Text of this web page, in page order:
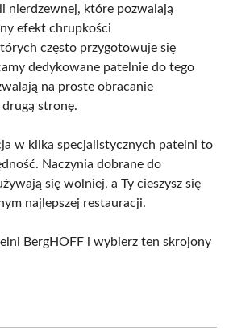
nierdzewnej, które pozwalają
efekt chrupkości
często przygotowuje się
dedykowane patelnie do tego
na proste obracanie
stronę.
w kilka specjalistycznych patelni to
Naczynia dobrane do
się wolniej, a Ty cieszysz się
najlepszej restauracji.
BergHOFF i wybierz ten skrojony